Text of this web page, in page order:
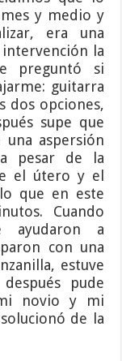
y medio y
era una
intervención la
preguntó si
guitarra
dos opciones,
supe que
aspersión
pesar de la
el útero y el
que en este
Cuando
ayudaron a
con una
estuve
pude
novio y mi
de la